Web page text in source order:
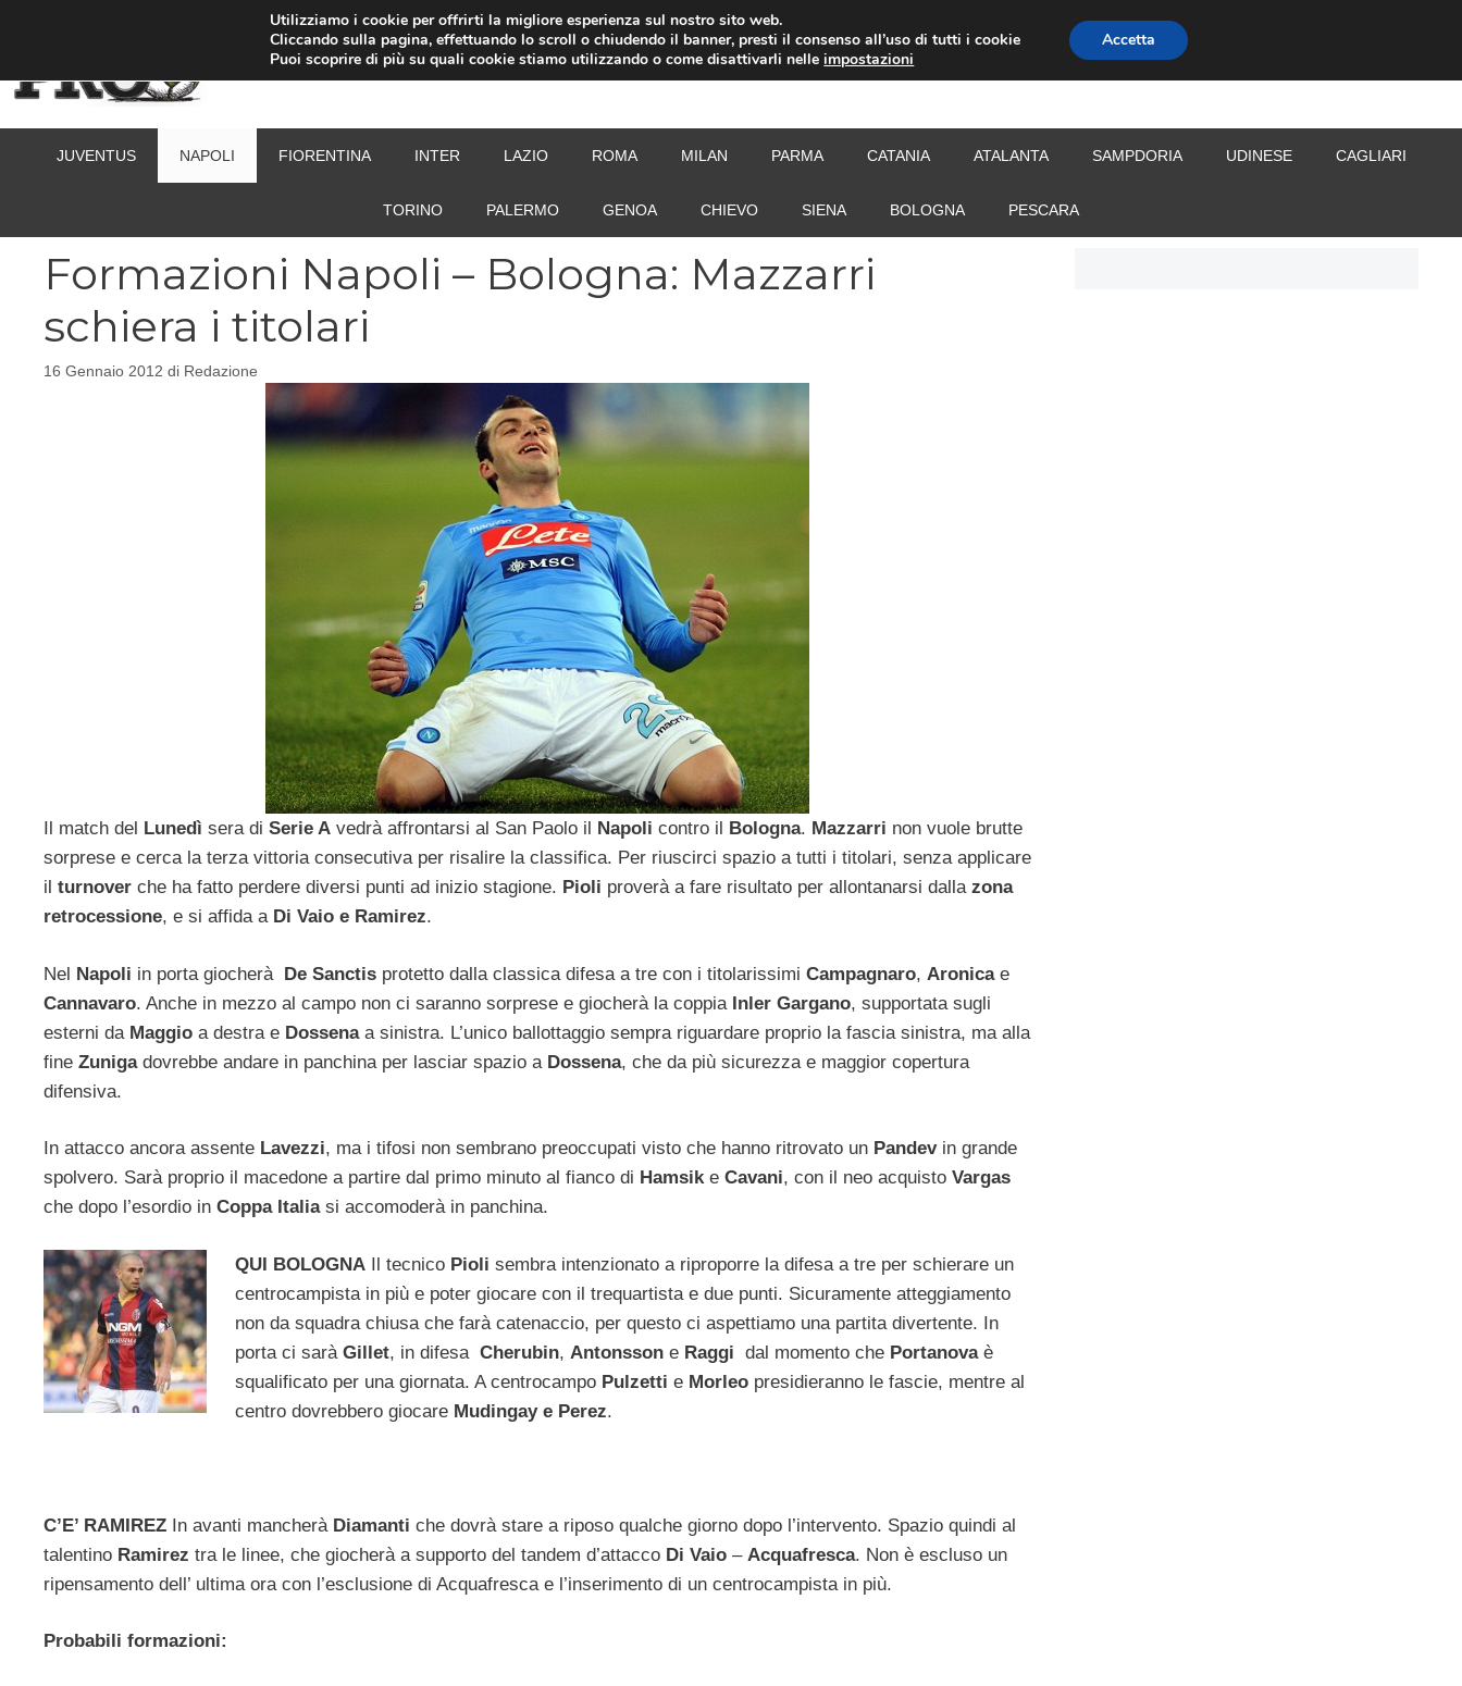
CALCIOMERCATO
JUVENTUS NAPOLI FIORENTINA INTER LAZIO ROMA MILAN PARMA CATANIA ATALANTA SAMPDORIA UDINESE CAGLIARI
TORINO PALERMO GENOA CHIEVO SIENA BOLOGNA PESCARA
Formazioni Napoli – Bologna: Mazzarri
schiera i titolari
16 Gennaio 2012 di Redazione
Il match del Lunedì sera di Serie A vedrà affrontarsi al San Paolo il Napoli contro il Bologna. Mazzarri non vuole brutte
sorprese e cerca la terza vittoria consecutiva per risalire la classifica. Per riuscirci spazio a tutti i titolari, senza applicare
il turnover che ha fatto perdere diversi punti ad inizio stagione. Pioli proverà a fare risultato per allontanarsi dallazona
retrocessione, e si affida aDi Vaio e Ramirez.
Nel Napoli in porta giocherà De Sanctis protetto dalla classica difesa a tre con i titolarissimi Campagnaro, Aronicae
Cannavaro. Anche in mezzo al campo non ci saranno sorprese e giocherà la coppia Inler Gargano, supportata sugli
esterni da Maggio a destra e Dossenaa sinistra. L’unico ballottaggio sempra riguardare proprio la fascia sinistra, ma alla
fine Zunigadovrebbe andare in panchina per lasciar spazio a Dossena, che da più sicurezza e maggior copertura
difensiva.
In attacco ancora assente Lavezzi, ma i tifosi non sembrano preoccupati visto che hanno ritrovato un Pandevin grande
spolvero. Sarà proprio il macedone a partire dal primo minuto al fianco di Hamsike Cavani, con il neo acquisto Vargas
che dopo l’esordio in Coppa Italiasi accomoderà in panchina.
QUI BOLOGNAIl tecnico Pioli sembra intenzionato a riproporre la difesa a tre per schierare un
centrocampista in più e poter giocare con il trequartista e due punti. Sicuramente atteggiamento
non da squadra chiusa che farà catenaccio, per questo ci aspettiamo una partita divertente. In
porta ci sarà Gillet, in difesa Cherubin, Antonssone Raggi dal momento che Portanovaè
squalificato per una giornata. A centrocampo Pulzetti e Morleopresidieranno le fascie, mentre al
centro dovrebbero giocare Mudingay e Perez.
C’E’ RAMIREZ In avanti mancherà Diamanti che dovrà stare a riposo qualche giorno dopo l’intervento. Spazio quindi al
talentino Ramirez tra le linee, che giocherà a supporto del tandem d’attacco Di Vaio – Acquafresca. Non è escluso un
ripensamento dell’ ultima ora con l’esclusione di Acquafresca e l’inserimento di un centrocampista in più.
Probabili formazioni:
Utilizziamo i cookie per offrirti la migliore esperienza sul nostro sito web.
Cliccando sulla pagina, effettuando lo scroll o chiudendo il banner, presti il consenso all’uso di tutti i cookie
Puoi scoprire di più su quali cookie stiamo utilizzando o come disattivarli nelleimpostazioni
Accetta